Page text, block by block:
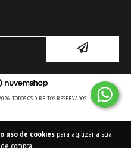
uso de cookiespara agilizar a sua
compra.
TODOS OS DIREITOS RESERVADOS.